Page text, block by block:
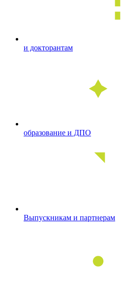
и докторантам
образование и ДПО
Выпускникам и партнерам